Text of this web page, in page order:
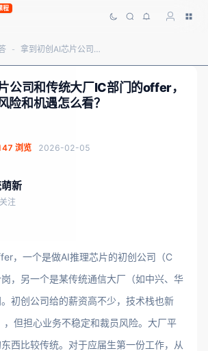
程
- 拿到初创AI芯片公司和传统大厂IC部门的offer，该如何选择？风险和机遇怎么看？
公司和传统大厂IC部门的offer，
险和机遇怎么看？
浏览 2026-02-05
新
注
，一个是做AI推理芯片的初创公司（C
，另一个是某传统通信大厂（如中兴、华
初创公司给的薪资高不少，技术栈也新
，但担心业务不稳定和裁员风险。大厂平
西比较传统。对于应届生第一份工作，从